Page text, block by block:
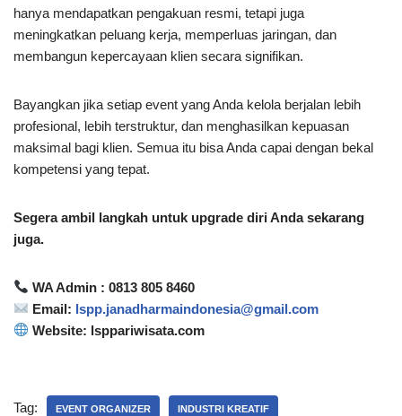
hanya mendapatkan pengakuan resmi, tetapi juga
meningkatkan peluang kerja, memperluas jaringan, dan
membangun kepercayaan klien secara signifikan.
Bayangkan jika setiap event yang Anda kelola berjalan lebih
profesional, lebih terstruktur, dan menghasilkan kepuasan
maksimal bagi klien. Semua itu bisa Anda capai dengan bekal
kompetensi yang tepat.
Segera ambil langkah untuk upgrade diri Anda sekarang
juga.
WA Admin : 0813 805 8460
Email: lspp.janadharmaindonesia@gmail.com
Website: lsppariwisata.com
Tag: EVENT ORGANIZER INDUSTRI KREATIF